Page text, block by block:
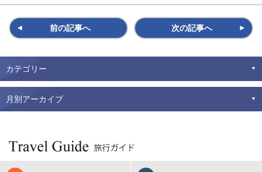
前の記事へ 次の記事へ
カテゴリー
月別アーカイブ